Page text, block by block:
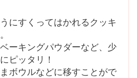
にすくってはかれるクッキ
ーキングパウダーなど、少
ピッタリ！
ボウルなどに移すことがで